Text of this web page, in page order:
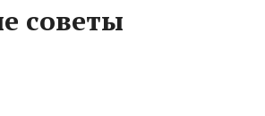
советы